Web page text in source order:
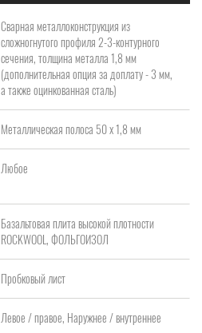
Сварная металлоконструкция из
сложногнутого профиля 2-3-контурного
сечения, толщина металла 1,8 мм
(дополнительная опция за доплату - 3 мм,
а также оцинкованная сталь)
Металлическая полоса 50 х 1,8 мм
Любое
Базальтовая плита высокой плотности
ROCKWOOL, ФОЛЬГОИЗОЛ
Пробковый лист
Левое / правое, Наружнее / внутреннее